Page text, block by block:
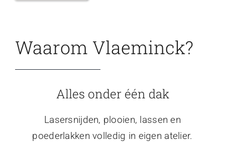
Waarom Vlaeminck?
Alles onder één dak
Lasersnijden, plooien, lassen en
poederlakken volledig in eigen atelier.